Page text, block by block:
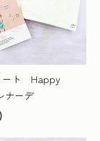
ート Happy
ーデ